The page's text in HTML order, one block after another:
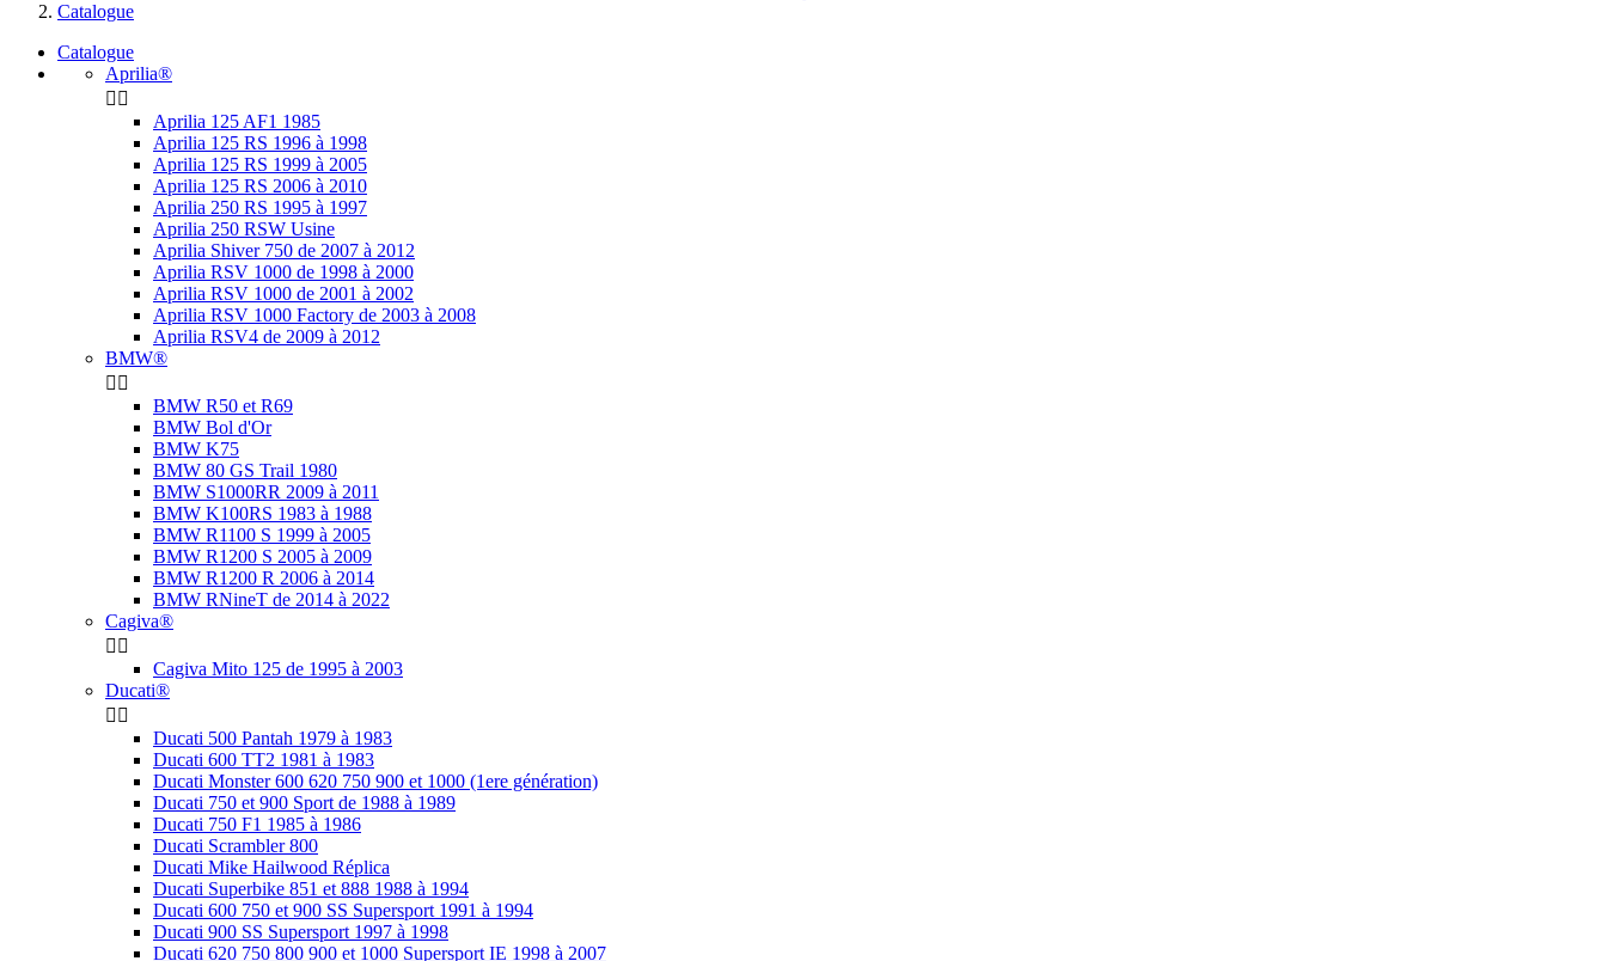
Catalogue
Catalogue
Aprilia®
 
Aprilia 125 AF1 1985
Aprilia 125 RS 1996 à 1998
Aprilia 125 RS 1999 à 2005
Aprilia 125 RS 2006 à 2010
Aprilia 250 RS 1995 à 1997
Aprilia 250 RSW Usine
Aprilia Shiver 750 de 2007 à 2012
Aprilia RSV 1000 de 1998 à 2000
Aprilia RSV 1000 de 2001 à 2002
Aprilia RSV 1000 Factory de 2003 à 2008
Aprilia RSV4 de 2009 à 2012
BMW®
 
BMW R50 et R69
BMW Bol d'Or
BMW K75
BMW 80 GS Trail 1980
BMW S1000RR 2009 à 2011
BMW K100RS 1983 à 1988
BMW R1100 S 1999 à 2005
BMW R1200 S 2005 à 2009
BMW R1200 R 2006 à 2014
BMW RNineT de 2014 à 2022
Cagiva®
 
Cagiva Mito 125 de 1995 à 2003
Ducati®
 
Ducati 500 Pantah 1979 à 1983
Ducati 600 TT2 1981 à 1983
Ducati Monster 600 620 750 900 et 1000 (1ere génération)
Ducati 750 et 900 Sport de 1988 à 1989
Ducati 750 F1 1985 à 1986
Ducati Scrambler 800
Ducati Mike Hailwood Réplica
Ducati Superbike 851 et 888 1988 à 1994
Ducati 600 750 et 900 SS Supersport 1991 à 1994
Ducati 900 SS Supersport 1997 à 1998
Ducati 620 750 800 900 et 1000 Supersport IE 1998 à 2007